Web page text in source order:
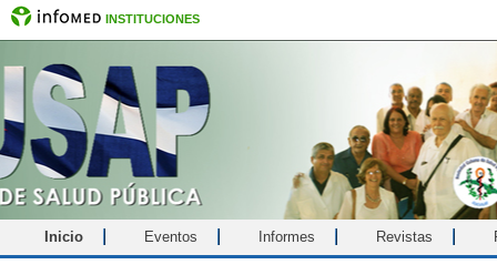
INSTITUCIONES
Inicio Eventos Informes Revistas